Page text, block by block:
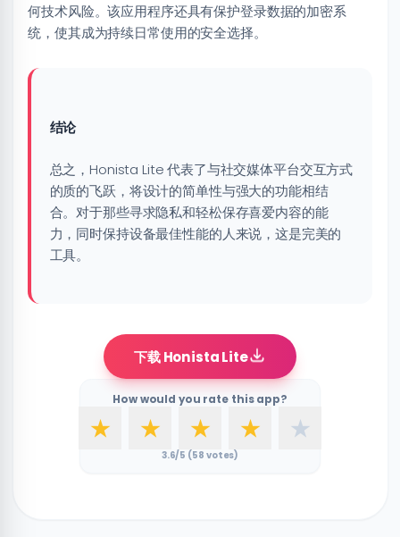
何技术风险。该应用程序还具有保护登录数据的加密系
统，使其成为持续日常使用的安全选择。
结论
总之，Honista Lite 代表了与社交媒体平台交互方式
的质的飞跃，将设计的简单性与强大的功能相结
合。对于那些寻求隐私和轻松保存喜爱内容的能
力，同时保持设备最佳性能的人来说，这是完美的
工具。
下载 Honista Lite
How would you rate this app?
★ ★ ★ ★ ★
3.6/5 (58 votes)